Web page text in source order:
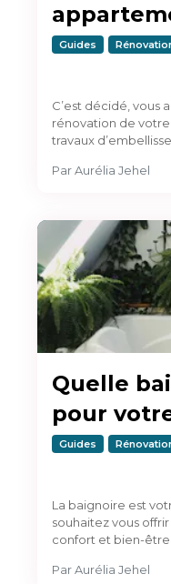
Guides
C’est décidé, vous
rénovation de votre
travaux
Par Aurélia Jehel
Quelle
pour
Guides
La baignoire est
souhaitez vous
confort et bien-être
Par Aurélia Jehel